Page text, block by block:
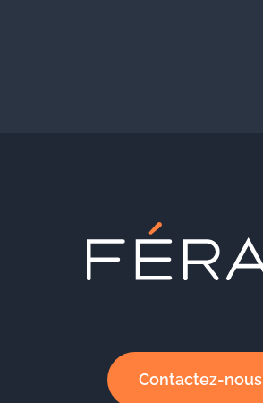
Contactez-nous